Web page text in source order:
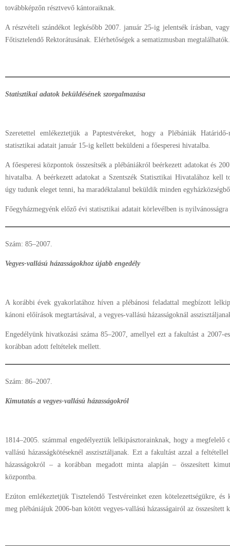
továbbképzőn résztvevő kántoraiknak.
A részvételi szándékot legkésőbb 2007. január 25-ig jelentsék írásban,
Főtisztelendő Rektorátusának. Elérhetőségek a sematizmusban megtalálhatók.
Statisztikai adatok beküldésének szorgalmazása
Szeretettel emlékeztetjük a Paptestvéreket, hogy a Plébániák
statisztikai adatait január 15-ig kellett beküldeni a főesperesi hivatalba.
A főesperesi központok összesítsék a plébániákról beérkezett adatokat és
hivatalba. A beérkezett adatokat a Szentszék Statisztikai Hivatalához kell
úgy tudunk eleget tenni, ha maradéktalanul beküldik minden
Főegyházmegyénk előző évi statisztikai adatait körlevélben is nyilvánosságra
Szám: 85–2007.
Vegyes-vallású házasságokhoz újabb engedély
A korábbi évek gyakorlatához híven a plébánosi feladattal megbízott
kánoni előírások megtartásával, a vegyes-vallású házasságoknál
Engedélyünk hivatkozási száma 85–2007, amellyel ezt a fakultást a 2007-
korábban adott feltételek mellett.
Szám: 86–2007.
Kimutatás a vegyes-vallású házasságokról
1814–2005. számmal engedélyeztük lelkipásztorainknak, hogy a megfelelő
vallású házasságkötéseknél asszisztáljanak. Ezt a fakultást azzal a
házasságokról – a korábban megadott minta alapján – összesített
központba.
Ezúton emlékeztetjük Tisztelendő Testvéreinket ezen kötelezettségükre,
meg plébániájuk 2006-ban kötött vegyes-vallású házasságairól az